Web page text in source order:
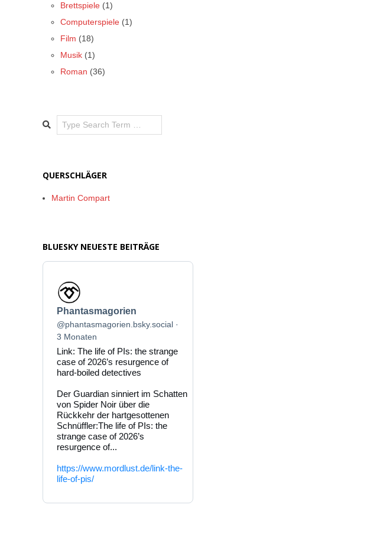
Brettspiele (1)
Computerspiele (1)
Film (18)
Musik (1)
Roman (36)
Search
QUERSCHLÄGER
Martin Compart
BLUESKY NEUESTE BEITRÄGE
Beitrag
von
Phantasmagorien
auf
Bluesky
ansehen
Phantasmagorien
@phantasmagorien.bsky.social
3 Monaten
Link: The life of PIs: the strange
case of 2026’s resurgence of
hard-boiled detectives
Der Guardian sinniert im Schatten
von Spider Noir über die
Rückkehr der hartgesottenen
Schnüffler:The life of PIs: the
strange case of 2026’s
resurgence of...
https://www.mordlust.de/link-the-
life-of-pis/